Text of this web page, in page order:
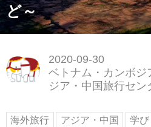
ど～
2020-09-30
ベトナム・カンボジ
ジア・中国旅行セン
海外旅行 アジア・中国 学び